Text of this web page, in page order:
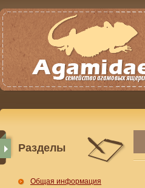
Разделы
Общая информация